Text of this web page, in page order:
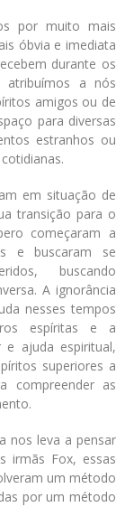
por muito mais
óbvia e imediata
durante os
atribuímos a nós
amigos ou de
para diversas
estranhos ou
em situação de
transição para o
começaram a
e buscaram se
buscando
A ignorância
nesses tempos
espíritas e a
ajuda espiritual,
superiores a
compreender as
nos leva a pensar
irmãs Fox, essas
um método
por um método